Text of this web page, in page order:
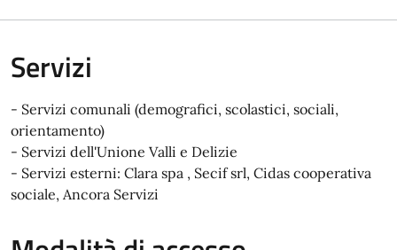
Servizi
- Servizi comunali (demografici, scolastici, sociali,
orientamento)
- Servizi dell'Unione Valli e Delizie
- Servizi esterni: Clara spa , Secif srl, Cidas cooperativa
sociale, Ancora Servizi